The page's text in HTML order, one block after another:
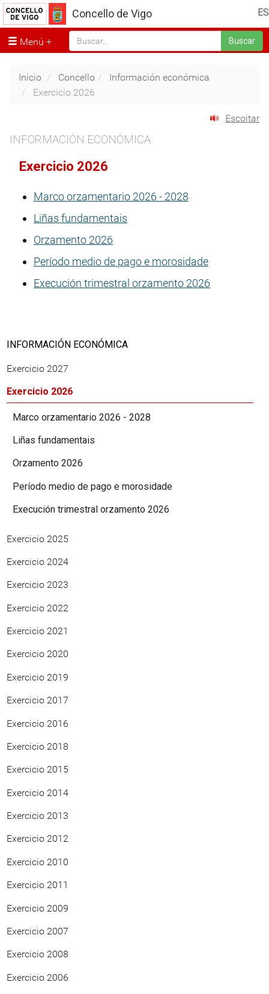
ES
Concello de Vigo
Menú Buscar
Inicio Concello
Información económica
Exercicio 2026
Escoitar
INFORMACIÓN ECONÓMICA
Exercicio 2026
Marco orzamentario 2026 - 2028
Liñas fundamentais
Orzamento 2026
Período medio de pago e morosidade
Execución trimestral orzamento 2026
INFORMACIÓN ECONÓMICA
Exercicio 2027
Exercicio 2026
Marco orzamentario 2026 - 2028
Liñas fundamentais
Orzamento 2026
Período medio de pago e morosidade
Execución trimestral orzamento 2026
Exercicio 2025
Exercicio 2024
Exercicio 2023
Exercicio 2022
Exercicio 2021
Exercicio 2020
Exercicio 2019
Exercicio 2017
Exercicio 2016
Exercicio 2018
Exercicio 2015
Exercicio 2014
Exercicio 2013
Exercicio 2012
Exercicio 2010
Exercicio 2011
Exercicio 2009
Exercicio 2007
Exercicio 2008
Exercicio 2006